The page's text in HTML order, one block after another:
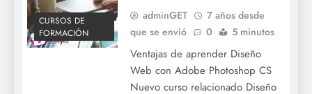
CURSOS DE
FORMACIÓN
adminGET
7 años desde
que se envió
0 5 minutos
Ventajas de aprender Diseño
Web con Adobe Photoshop CS
Nuevo curso relacionado Diseño